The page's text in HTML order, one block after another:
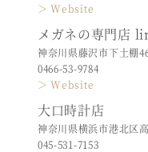
＞ Website
メガネの専門店
神奈川県藤沢市下土棚
0466-53-9784
＞ Website
大口時計店
神奈川県横浜市港北区
045-531-7153